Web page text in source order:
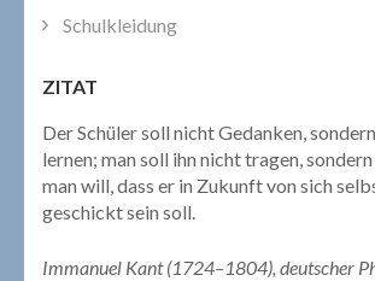
Schulkleidung
ZITAT
Der Schüler soll nicht Gedanken,
lernen; man soll ihn nicht tragen,
man will, dass er in Zukunft von sich
geschickt sein soll.
Immanuel Kant (1724–1804), deutscher